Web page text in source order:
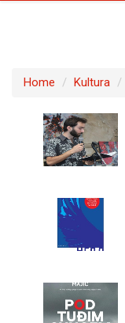
Home Kultura